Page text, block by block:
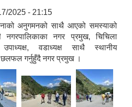
2025 - 21:15
अनुगमनको साथै आएको समस्याको
नगरपालिकाका नगर प्रमुख, चिचिला
उपाध्यक्ष, वडाध्यक्ष साथै स्थानीय
छलफल गर्नुहुँदै नगर प्रमुख ।